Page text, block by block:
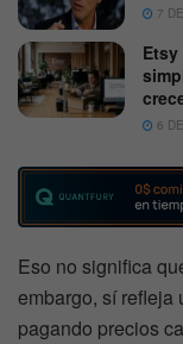
7
6
Eso no significa
embargo, sí refleja
pagando precios